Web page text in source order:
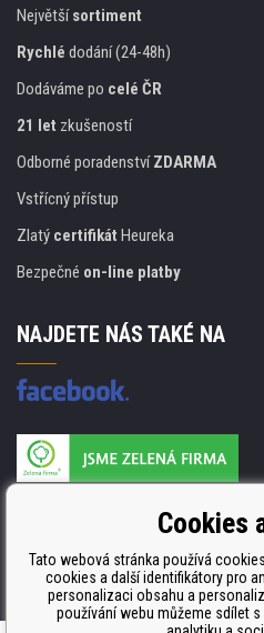
Největšísortiment
Rychlé dodání (24-48h)
Dodáváme po celé ČR
21 let zkušeností
Odborné poradenstvíZDARMA
Vstřícný přístup
Zlatý certifikát Heureka
Bezpečné on-line platby
NAJDETE NÁS TAKÉ NA
ISO 9001. ISO 14001 a STMC.Cookies
Tato webová stránka používá
cookies a další identifikátory pro
personalizaci obsahu a
používání webu můžeme sdílet